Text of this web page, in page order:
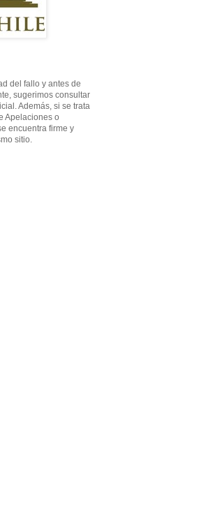
del fallo y antes de
sugerimos consultar
Además, si se trata
Apelaciones o
encuentra firme y
sitio.